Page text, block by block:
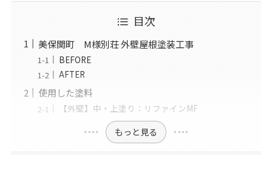
目次
美保関町 M様別荘 外壁屋根塗装工事
BEFORE
AFTER
使用した塗料
【外壁】中・上塗り：リファインMF
もっと見る